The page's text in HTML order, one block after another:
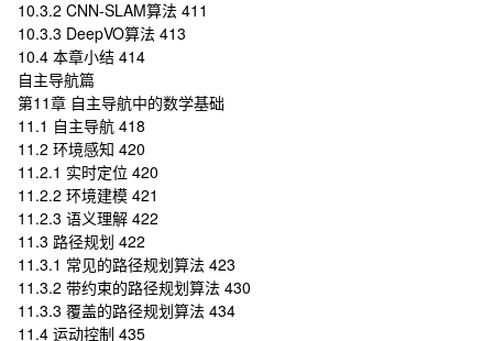
10.3.2 CNN-SLAM算法 411
10.3.3 DeepVO算法 413
10.4 本章小结 414
自主导航篇
第11章 自主导航中的数学基础
11.1 自主导航 418
11.2 环境感知 420
11.2.1 实时定位 420
11.2.2 环境建模 421
11.2.3 语义理解 422
11.3 路径规划 422
11.3.1 常见的路径规划算法 423
11.3.2 带约束的路径规划算法 430
11.3.3 覆盖的路径规划算法 434
11.4 运动控制 435